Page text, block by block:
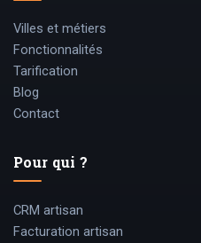
Villes et métiers
Fonctionnalités
Tarification
Blog
Contact
Pour qui ?
CRM artisan
Facturation artisan